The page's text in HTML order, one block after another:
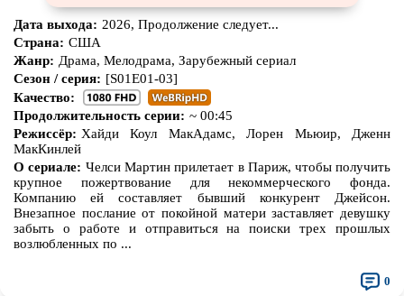
Дата выхода: 2026, Продолжение следует...
Страна: США
Жанр: Драма, Мелодрама, Зарубежный сериал
Сезон / серия: [S01E01-03]
Качество:
Продолжительность серии: ~ 00:45
Режиссёр: Хайди Коул МакАдамс, Лорен Мьюир, Дженн
МакКинлей
О сериале: Челси Мартин прилетает в Париж, чтобы получить
крупное пожертвование для некоммерческого фонда.
Компанию ей составляет бывший конкурент Джейсон.
Внезапное послание от покойной матери заставляет девушку
забыть о работе и отправиться на поиски трех прошлых
возлюбленных по ...
0